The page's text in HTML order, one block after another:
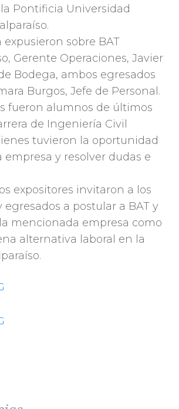
Pontificia Universidad
expusieron sobre BAT
Gerente Operaciones, Javier
Bodega, ambos egresados
Burgos, Jefe de Personal.
fueron alumnos de últimos
de Ingeniería Civil
tuvieron la oportunidad
empresa y resolver dudas e
expositores invitaron a los
a postular a BAT y
mencionada empresa como
alternativa laboral en la